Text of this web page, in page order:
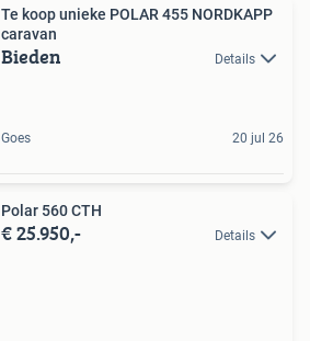
Te koop unieke POLAR 455 NORDKAPP
caravan
Bieden Details
Goes 20 jul 26
Polar 560 CTH
€ 25.950,- Details